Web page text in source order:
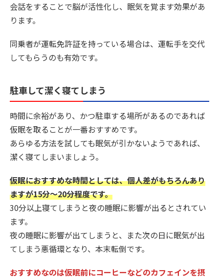
会話をすることで脳が活性化し、眠気を覚ます効果があ
ります。
同乗者が運転免許証を持っている場合は、運転手を交代
してもらうのも有効です。
駐車して潔く寝てしまう
時間に余裕があり、かつ駐車する場所があるのであれば
仮眠を取ることが一番おすすめです。
あらゆる方法を試しても眠気が引かないようであれば、
潔く寝てしまいましょう。
仮眠におすすめな時間としては、個人差がもちろんあり
ますが15分〜20分程度です。
30分以上寝てしまうと夜の睡眠に影響が出るとされてい
ます。
夜の睡眠に影響が出てしまうと、また次の日に眠気が出
てしまう悪循環となり、本末転倒です。
おすすめなのは仮眠前にコーヒーなどのカフェインを摂